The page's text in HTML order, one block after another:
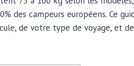
des campeurs européens. Ce
de votre type de voyage, et